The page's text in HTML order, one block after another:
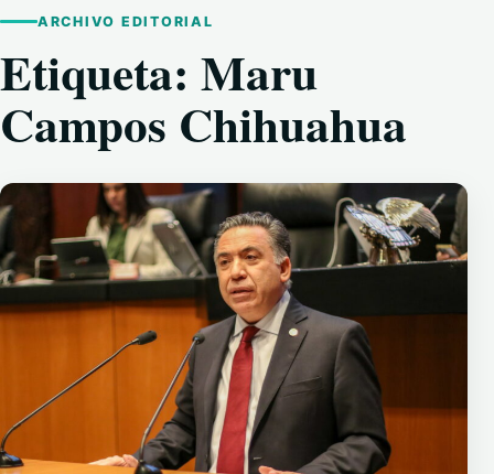
ARCHIVO EDITORIAL
Etiqueta: Maru
Campos Chihuahua